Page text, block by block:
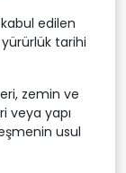
edilen
tarihi
zemin ve
veya yapı
usul